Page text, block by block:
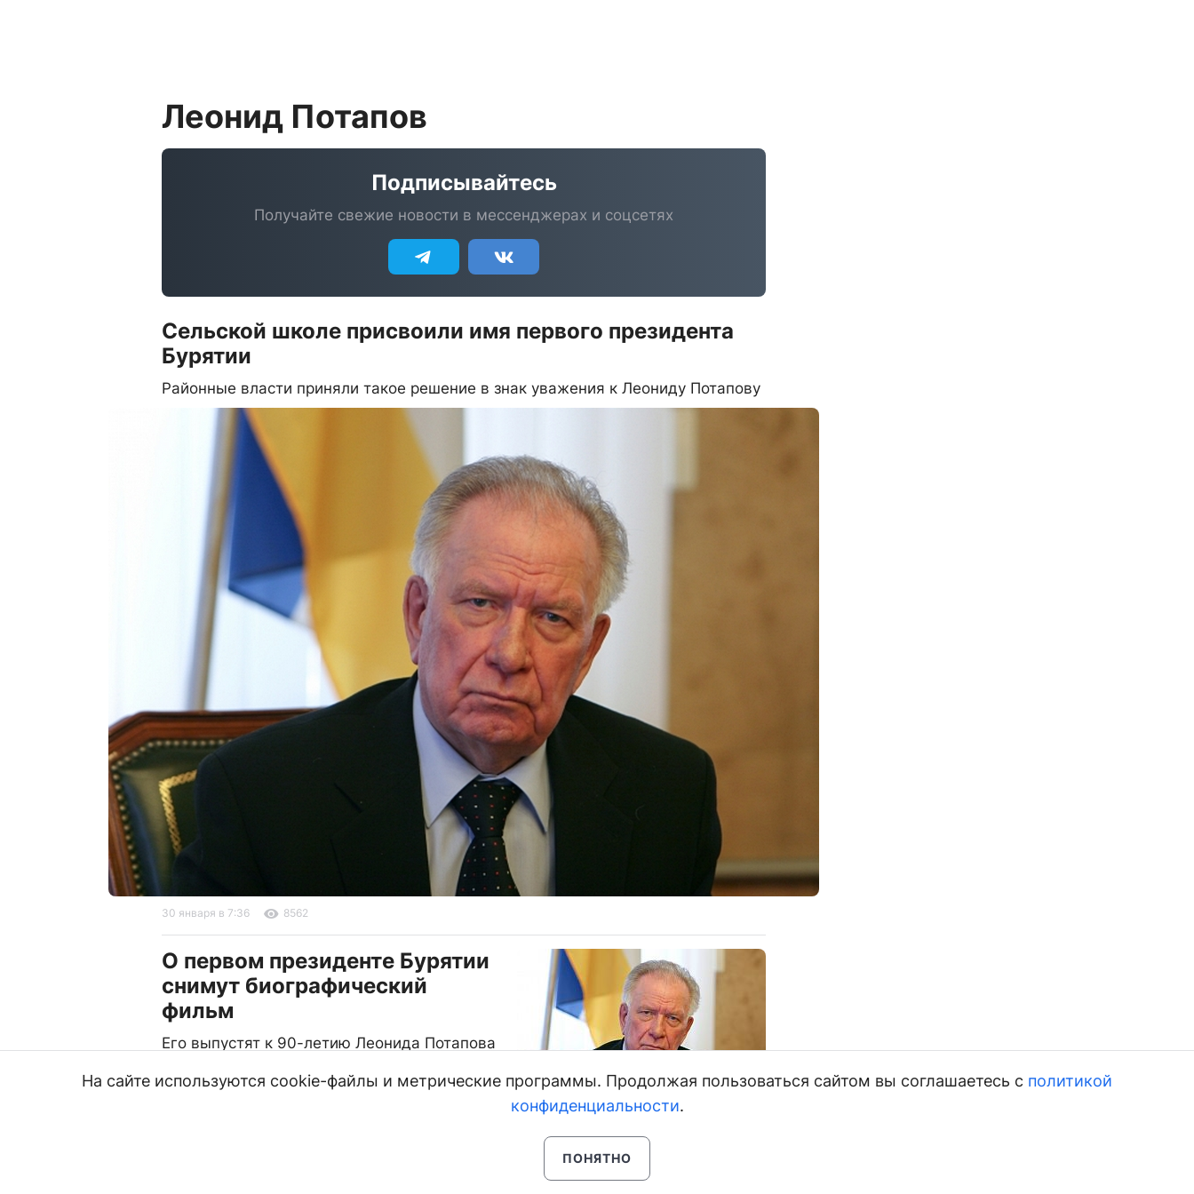
Леонид Потапов
Подписывайтесь
Получайте свежие новости в мессенджерах и соцсетях
Сельской школе присвоили имя первого президента
Бурятии
Районные власти приняли такое решение в знак уважения к Леониду Потапову
30 января в 7:36 8562
О первом президенте Бурятии
снимут биографический
фильм
Его выпустят к 90-летию Леонида Потапова
На сайте используются cookie-файлы и метрические программы. Продолжая пользоваться сайтом вы соглашаетесь с политикой
конфиденциальности.
ПОНЯТНО